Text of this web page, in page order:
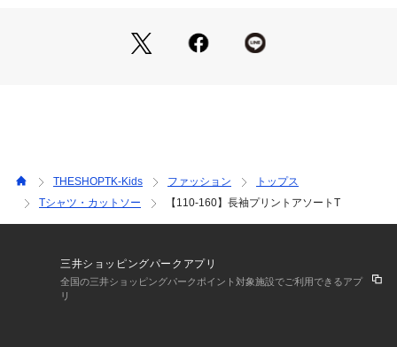
THESHOPTK-Kids ファッション
トップス
Tシャツ・カットソー
【110-160】長袖プリントアソートT
三井ショッピングパークアプリ
全国の三井ショッピングパークポイント対象施設でご利用できるアプ
リ